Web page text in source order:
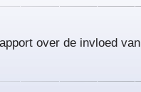
over de invloed